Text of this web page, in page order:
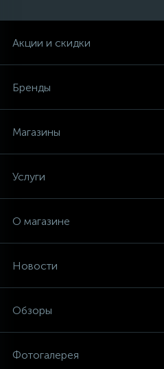
Акции и скидки
Бренды
Магазины
Услуги
О магазине
Новости
Обзоры
Фотогалерея